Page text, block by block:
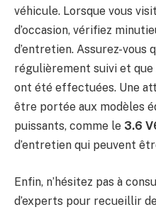
véhicule. Lorsque vous
d’occasion, vérifiez
d’entretien. Assurez-vous
régulièrement suivi et
ont été effectuées. Une
être portée aux modèles
puissants, comme le 3.6
d’entretien qui peuvent
Enfin, n’hésitez pas à
d’experts pour recueillir